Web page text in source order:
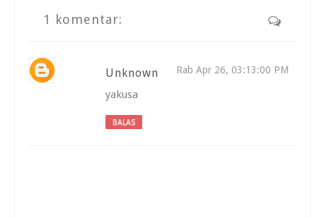
1 komentar:
Unknown Rab Apr 26, 03:13:00 PM
yakusa
BALAS